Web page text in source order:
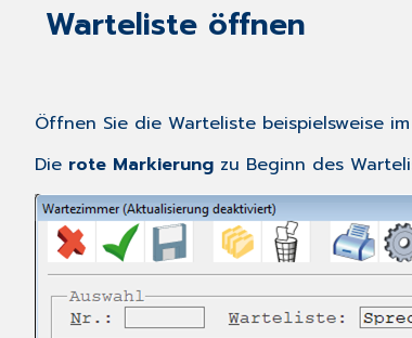
Warteliste öffnen
Öffnen Sie die Warteliste beispielsweise
Die rote Markierung zu Beginn des